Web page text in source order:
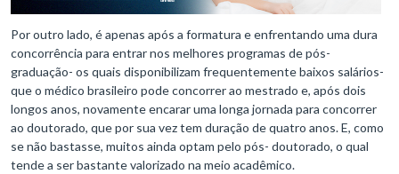
Por outro lado, é apenas após a formatura e enfrentando uma dura
concorrência para entrar nos melhores programas de pós-
graduação- os quais disponibilizam frequentemente baixos salários-
que o médico brasileiro pode concorrer ao mestrado e, após dois
longos anos, novamente encarar uma longa jornada para concorrer
ao doutorado, que por sua vez tem duração de quatro anos. E, como
se não bastasse, muitos ainda optam pelo pós- doutorado, o qual
tende a ser bastante valorizado na meio acadêmico.